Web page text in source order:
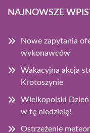
NAJNOWSZE
Nowe zapytania
wykonawców
Wakacyjna akcja
Krotoszynie
Wielkopolski Dzień
w tę niedzielę!
Ostrzeżenie